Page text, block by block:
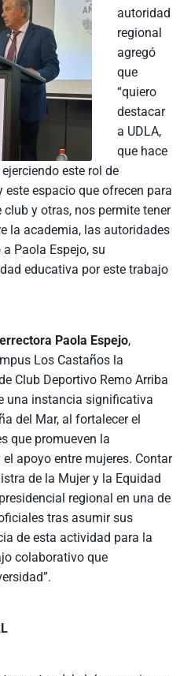
autoridad
regional
agregó
que
“quiero
destacar
a UDLA,
que hace
este rol de
espacio que ofrecen para
y otras, nos permite tener
la academia, las autoridades
Paola Espejo, su
educativa por este trabajo
Paola Espejo,
Los Castaños la
Club Deportivo Remo Arriba
una instancia significativa
del Mar, al fortalecer el
que promueven la
apoyo entre mujeres. Contar
de la Mujer y la Equidad
regional en una de
tras asumir sus
de esta actividad para la
colaborativo que